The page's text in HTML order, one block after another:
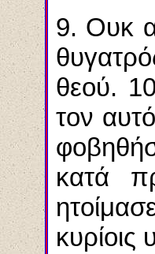
9. Ουκ
θεού.
τον
κατά